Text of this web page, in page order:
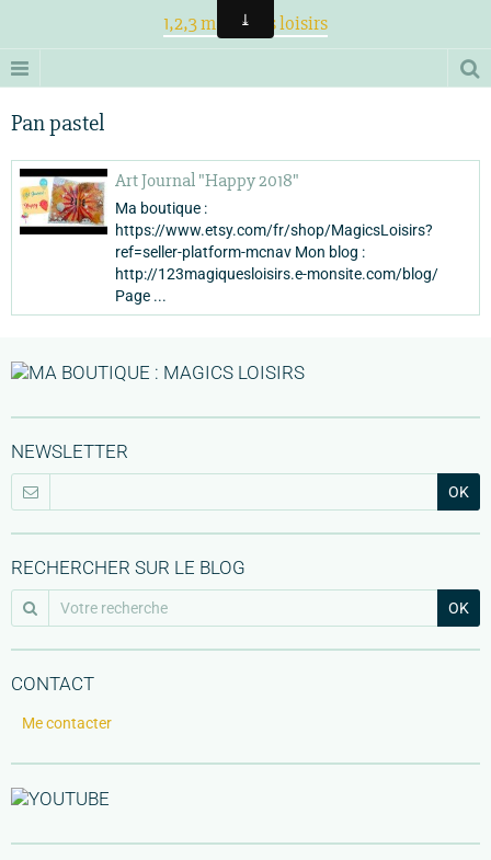
1,2,3 magiques loisirs
Pan pastel
Art Journal "Happy 2018"
Ma boutique :
https://www.etsy.com/fr/shop/MagicsLoisirs?
ref=seller-platform-mcnav Mon blog :
http://123magiquesloisirs.e-monsite.com/blog/
Page ...
NEWSLETTER
OK
RECHERCHER SUR LE BLOG
OK
CONTACT
Me contacter